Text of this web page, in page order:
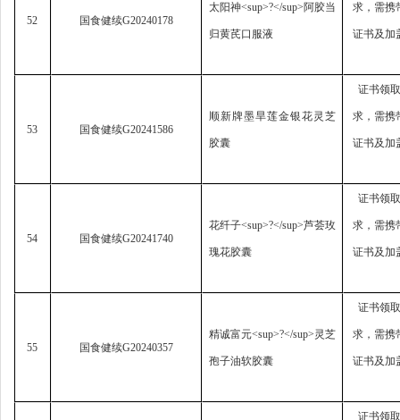
52 国食健续G20240178
太阳神<sup>?</sup>阿胶当
归黄芪口服液
求， 需携
证书及加
53 国食健续G20241586
顺新牌墨旱莲金银花灵芝
胶囊
证书领
求， 需携
证书及加
54 国食健续G20241740
花纤子<sup>?</sup>芦荟玫
瑰花胶囊
证书领
求， 需携
证书及加
55 国食健续G20240357
精诚富元<sup>?</sup>灵芝
孢子油软胶囊
证书领
求， 需携
证书及加
证书领